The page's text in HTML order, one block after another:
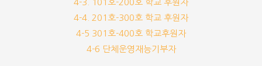
4-3. 101호-200호 학교 후원자
4-4. 201호-300호 학교 후원자
4-5 301호-400호 학교후원자
4-6 단체운영재능기부자